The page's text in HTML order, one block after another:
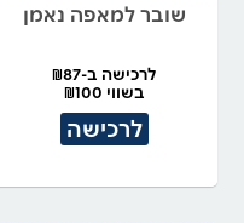
שובר למאפה נאמן
לרכישה ב-₪87
בשווי ₪100
לרכישה